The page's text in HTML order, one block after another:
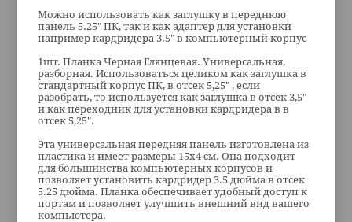
Можно использовать как заглушку в переднюю
панель 5.25" ПК, так и как адаптер для установки
например кардридера 3.5" в компьютерный корпус
1шт. Планка Черная Глянцевая. Универсальная,
разборная. Использоваться целиком как заглушка в
стандартный корпус ПК, в отсек 5,25" , если
разобрать, то используется как заглушка в отсек 3,5"
и как переходник для установки кардридера в в
отсек 5,25".
Эта универсальная передняя панель изготовлена из
пластика и имеет размеры 15x4 см. Она подходит
для большинства компьютерных корпусов и
позволяет установить кардридер 3.5 дюйма в отсек
5.25 дюйма. Планка обеспечивает удобный доступ к
портам и позволяет улучшить внешний вид вашего
компьютера.